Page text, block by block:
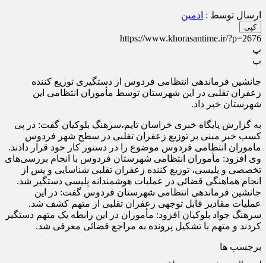
ارسال توسط : ادمین
کپی
https://www.khorasantime.ir/?p=2676
پ
پ
جانشین فرماندهی انتظامی فردوس از دستگیری توزیع کننده
زعفران تقلبی در این شهرستان توسط مأموران انتظامی این
شهرستان خبر داد.
به گزارش پایگاه خبری خراسان تایم،سرهنگ بلوکیان گفت: در پی
کسب خبر مبنی بر توزیع زعفران تقلبی در سطح شهر فردوس
ماموران انتظامی فردوس موضوع را در دستور کار خود قرار دادند.
وی افزود: مأموران انتظامی شهرستان فردوس با انجام بررسی‌های
تخصصی و پلیسی، توزیع کننده زعفران تقلبی شناسایی و پس از
انجام هماهنگی قضائی در عملیات هوشمندانه پلیسی دستگیر شد.
جانشین فرماندهی انتظامی شهرستان فردوس گفت: در این
عملیات مقادیر قابل توجهی زعفران تقلبی از متهم کشف شد.
سرهنگ جواد بلوکیان افزود: مأموران در این رابطه یک متهم دستگیر
کردند و متهم با تشکیل پرونده به مراجع قضائی معرفی شد.
برچسب ها